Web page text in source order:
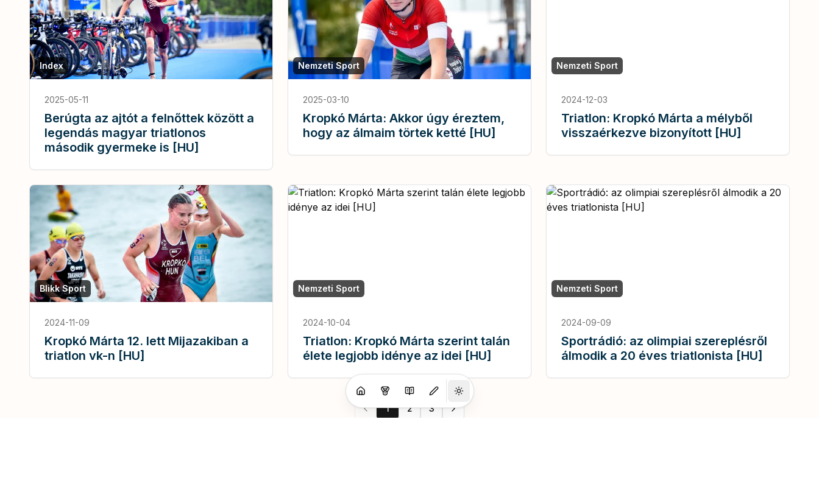
Index
2025-05-11
Berúgta az ajtót a felnőttek között a
legendás magyar triatlonos
második gyermeke is [HU]
Nemzeti Sport
2025-03-10
Kropkó Márta: Akkor úgy éreztem,
hogy az álmaim törtek ketté [HU]
Nemzeti Sport
2024-12-03
Triatlon: Kropkó Márta a mélyből
visszaérkezve bizonyított [HU]
Blikk Sport
2024-11-09
Kropkó Márta 12. lett Mijazakiban a
triatlon vk-n [HU]
Nemzeti Sport
2024-10-04
Triatlon: Kropkó Márta szerint talán
élete legjobb idénye az idei [HU]
Nemzeti Sport
2024-09-09
Sportrádió: az olimpiai szereplésről
álmodik a 20 éves triatlonista [HU]
1 2 3